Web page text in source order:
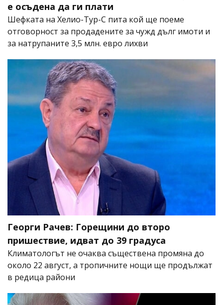
е осъдена да ги плати
Шефката на Хелио-Тур-С пита кой ще поеме
отговорност за продадените за чужд дълг имоти и
за натрупаните 3,5 млн. евро лихви
Георги Рачев: Горещини до второ
пришествие, идват до 39 градуса
Климатологът не очаква съществена промяна до
около 22 август, а тропичните нощи ще продължат
в редица райони